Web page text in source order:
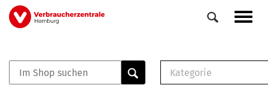
Direkt
zum
Veranstaltungen
0
Kategorie